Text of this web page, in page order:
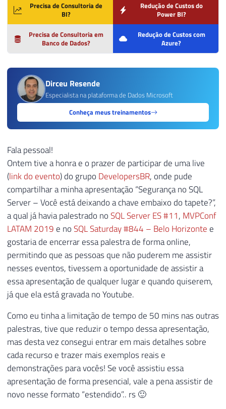
Precisa de Consultoria de
BI?
Redução de Custos do
Power BI?
Precisa de Consultoria em
Banco de Dados?
Redução de Custos com
Azure?
Dirceu Resende
Especialista na plataforma de Dados Microsoft
Conheça meus treinamentos
Fala pessoal!
Ontem tive a honra e o prazer de participar de uma live
(link do evento) do grupo DevelopersBR, onde pude
compartilhar a minha apresentação “Segurança no SQL
Server – Você está deixando a chave embaixo do tapete?”,
a qual já havia palestrado noSQL Server ES #11, MVPConf
LATAM 2019 e noSQL Saturday #844 – Belo Horizonte e
gostaria de encerrar essa palestra de forma online,
permitindo que as pessoas que não puderem me assistir
nesses eventos, tivessem a oportunidade de assistir a
essa apresentação de qualquer lugar e quando quiserem,
já que ela está gravada no Youtube.
Como eu tinha a limitação de tempo de 50 mins nas outras
palestras, tive que reduzir o tempo dessa apresentação,
mas desta vez consegui entrar em mais detalhes sobre
cada recurso e trazer mais exemplos reais e
demonstrações para vocês! Se você assistiu essa
apresentação de forma presencial, vale a pena assistir de
novo nesse formato “estendido”.. rs 🙂